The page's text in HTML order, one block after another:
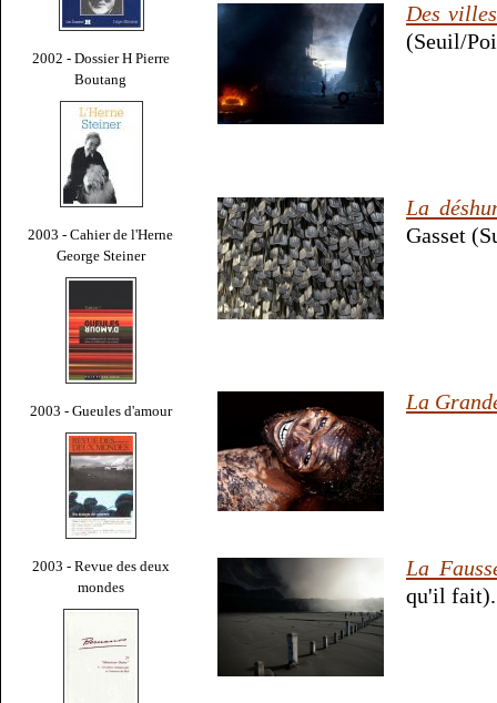
2002 - Dossier H Pierre
Boutang
2003 - Cahier de l'Herne
George Steiner
2003 - Gueules d'amour
2003 - Revue des deux
mondes
Des
(Seuil/
La
Gasset
La
La
qu'il fait).